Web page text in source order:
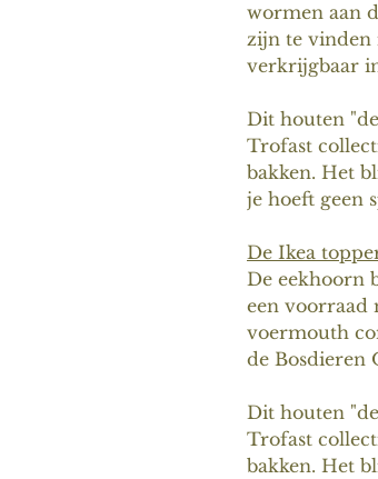
wormen aan
zijn te vinden
verkrijgbaar
Dit houten
Trofast
bakken. Het
je hoeft geen
De Ikea
De eekhoorn
een voorraad
voermouth
de Bosdieren
Dit houten
Trofast
bakken. Het